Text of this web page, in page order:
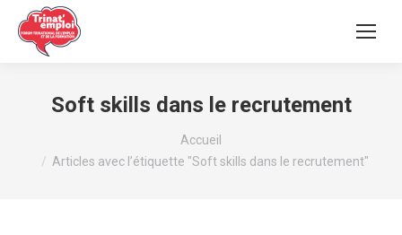
Soft skills dans le recrutement
Accueil
Articles avec l’étiquette "Soft skills dans le recrutement"